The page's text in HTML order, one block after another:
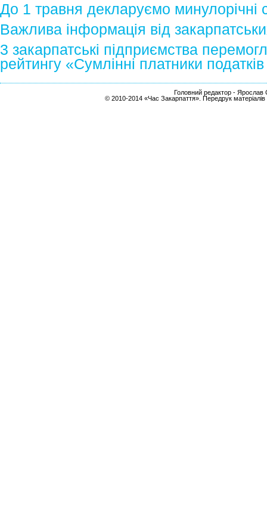
До 1 травня декларуємо
Важлива інформація від
3 закарпатські підприємства
рейтингу «Сумлінні платники
Головний редактор - Ярослав
© 2010-2014 «Час Закарпаття». Передрук